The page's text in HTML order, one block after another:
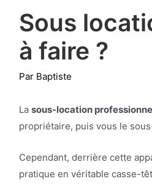
Sous
à faire ?
Par Baptiste
Lasous-location
propriétaire, puis vous le
Cependant, derrière cette
pratique en véritable casse-